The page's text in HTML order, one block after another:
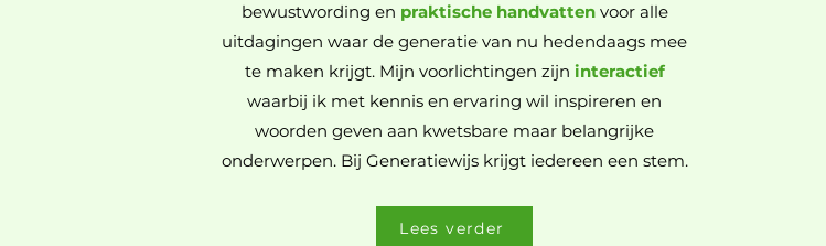
bewustwording en praktische handvattenvoor alle
uitdagingen waar de generatie van nu hedendaags mee
te maken krijgt. Mijn voorlichtingen zijn interactief
waarbij ik met kennis en ervaring wil inspireren en
woorden geven aan kwetsbare maar belangrijke
onderwerpen. Bij Generatiewijs krijgt iedereen een stem.
Lees verder